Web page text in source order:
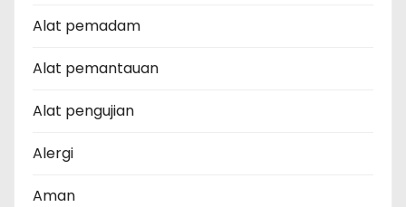
Alat pemadam
Alat pemantauan
Alat pengujian
Alergi
Aman